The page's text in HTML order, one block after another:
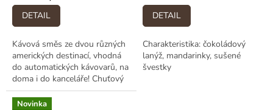
DETAIL
Kávová směs ze dvou různých
amerických destinací, vhodná
do automatických kávovarů, na
doma i do kanceláře! Chuťový
profil: nugát, čokoládové
pralinky, sušené datle
DETAIL
Charakteristika: čokoládový
lanýž, mandarinky, sušené
švestky
Novinka